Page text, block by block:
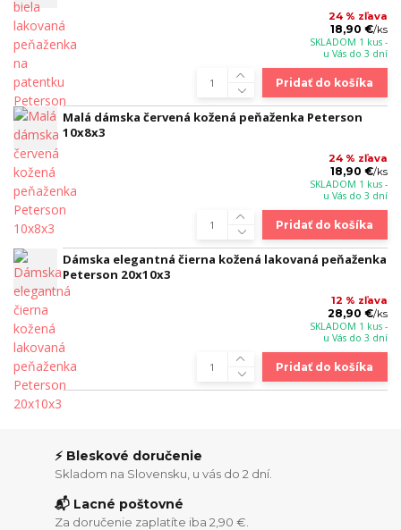
24 % zľava
18,90 €/ks
SKLADOM 1 kus -
u Vás do 3 dní
Pridať do košíka
Malá dámska červená kožená peňaženka Peterson
10x8x3
24 % zľava
18,90 €/ks
SKLADOM 1 kus -
u Vás do 3 dní
Pridať do košíka
Dámska elegantná čierna kožená lakovaná peňaženka
Peterson 20x10x3
12 % zľava
28,90 €/ks
SKLADOM 1 kus -
u Vás do 3 dní
Pridať do košíka
⚡ Bleskové doručenie
Skladom na Slovensku, u vás do 2 dní.
📬 Lacné poštovné
Za doručenie zaplatíte iba 2,90 €.